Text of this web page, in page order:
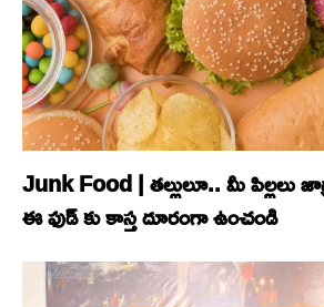
Junk Food | తల్లులూ.. మీ పిల్లలు
ఈ ఫుడ్ కు కాస్త దూరంగా ఉంచండి